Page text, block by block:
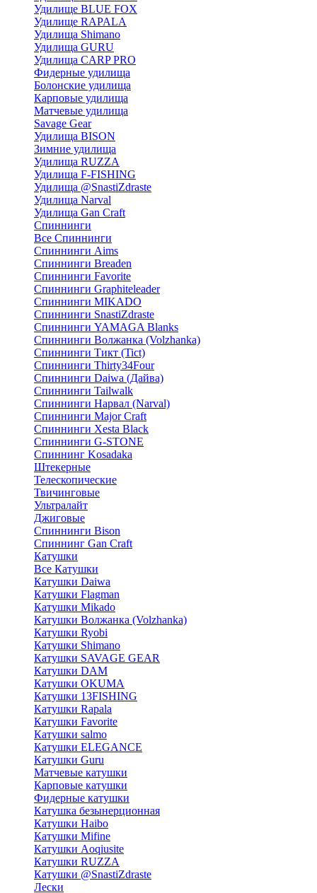
Удилище BLUE FOX
Удилище RAPALA
Удилища Shimano
Удилища GURU
Удилища CARP PRO
Фидерные удилища
Болонские удилища
Карповые удилища
Матчевые удилища
Savage Gear
Удилища BISON
Зимние удилища
Удилища RUZZA
Удилища F-FISHING
Удилища @SnastiZdraste
Удилища Narval
Удилища Gan Craft
Спиннинги
Все Спиннинги
Спиннинги Aims
Спиннинги Breaden
Спиннинги Favorite
Спиннинги Graphiteleader
Спиннинги MIKADO
Спиннинги SnastiZdraste
Спиннинги YAMAGA Blanks
Спиннинги Волжанка (Volzhanka)
Спиннинги Тикт (Tict)
Спиннинги Thirty34Four
Спиннинги Daiwa (Дайва)
Спиннинги Tailwalk
Спиннинги Нарвал (Narval)
Спиннинги Major Craft
Спиннинги Xesta Black
Спиннинги G-STONE
Спиннинг Kosadaka
Штекерные
Телескопические
Твичинговые
Ультралайт
Джиговые
Спиннинги Bison
Спиннинг Gan Craft
Катушки
Все Катушки
Катушки Daiwa
Катушки Flagman
Катушки Mikado
Катушки Волжанка (Volzhanka)
Катушки Ryobi
Катушки Shimano
Катушки SAVAGE GEAR
Катушки DAM
Катушки OKUMA
Катушки 13FISHING
Катушки Rapala
Катушки Favorite
Катушки salmo
Катушки ELEGANCE
Катушки Guru
Матчевые катушки
Карповые катушки
Фидерные катушки
Катушка безынерционная
Катушки Haibo
Катушки Mifine
Катушки Aoqiusite
Катушки RUZZA
Катушки @SnastiZdraste
Лески